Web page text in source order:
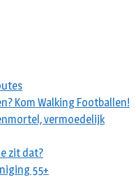
Kom Walking Footballen!
vermoedelijk
zit dat?
55+